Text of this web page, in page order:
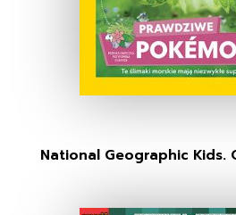
National Geographic Kids.